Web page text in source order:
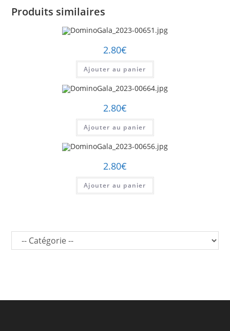
Produits similaires
2.80€
Ajouter au panier
2.80€
Ajouter au panier
2.80€
Ajouter au panier